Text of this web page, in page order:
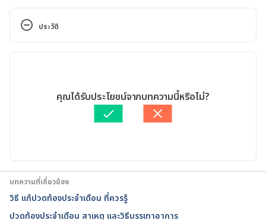
Menstrual cramps.
https://www.mayoclinic.org/diseases-
conditions/menstrual-cramps/symptoms-
https://www.plannedparenthood.org/learn/health-
and-wellness/menstruation/what-can-i-do-about-
cramps-and-pms. Accessed June 10, 2022
https://medlineplus.gov/periodpain.html. Accessed
June 10, 2022
Dysmenorrhea: Painful Periods.
ประวัติ
เขียนโดย ศุภานิช สุริโย
ตรวจสอบข้อมูลทางการแพทย์โดยนายแพทย์ธิบดี หฤไชยะศักดิ์
เนตรนภา ปะวะคัง
คุณได้รับประโยชน์จากบทความนี้หรือไม่?
บทความที่เกี่ยวข้อง
วิธี แก้ปวดท้องประจําเดือน ที่ควรรู้
ปวดท้องประจำเดือน สาเหตุ และวิธีบรรเทาอาการ